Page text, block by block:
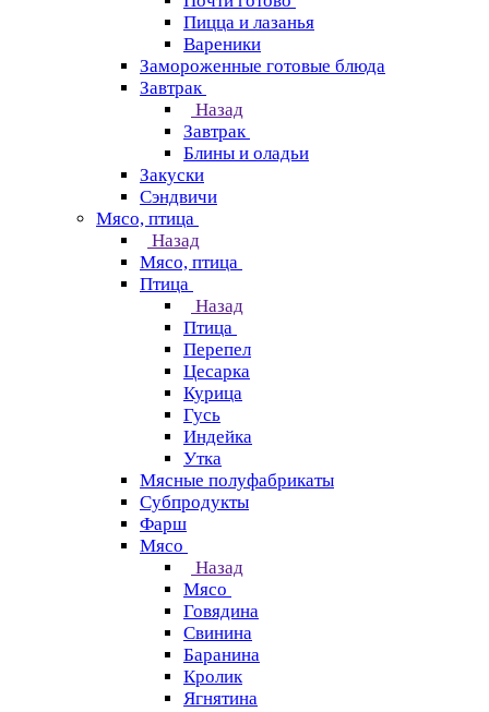
Пицца и лазанья
Вареники
Замороженные готовые блюда
Завтрак
Назад
Завтрак
Блины и оладьи
Закуски
Сэндвичи
Мясо, птица
Назад
Мясо, птица
Птица
Назад
Птица
Перепел
Цесарка
Курица
Гусь
Индейка
Утка
Мясные полуфабрикаты
Субпродукты
Фарш
Мясо
Назад
Мясо
Говядина
Свинина
Баранина
Кролик
Ягнятина